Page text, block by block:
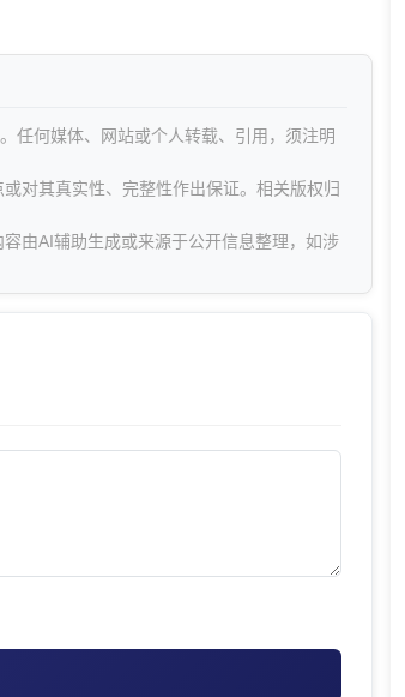
任何媒体、网站或个人转载、引用，须注明
对其真实性、完整性作出保证。相关版权归
由AI辅助生成或来源于公开信息整理，如涉